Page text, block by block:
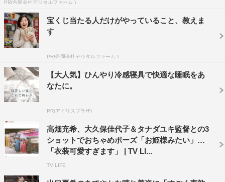
PR(合同会社デジタルファーム )
宝くじ当たる人だけがやっていること、教えま
す
PR(合同会社デジタルファーム )
【大人気】ひんやり冷感寝具で快適な睡眠をあ
なたに。
PR(アイリスプラザ)
高畑充希、大久保佳代子＆タナダユキ監督との3
ショットでおちゃめポーズ「お姫様みたい」
「衣装可愛すぎます」 | TV LI...
TV LIFE